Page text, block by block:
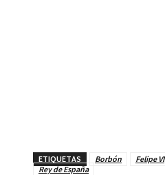
ETIQUETAS Borbón Felipe VI
Rey de España